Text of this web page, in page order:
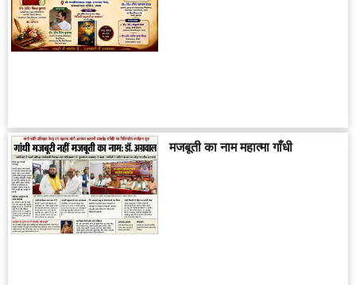
मजबूती का नाम महात्मा गाँधी